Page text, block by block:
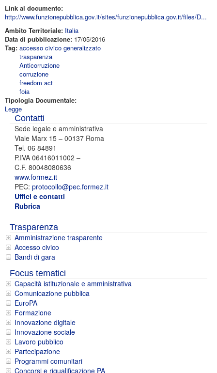
Link al documento:
http://www.funzionepubblica.gov.it/sites/funzionepubblica.gov.it/files/D...
Ambito Territoriale: Italia
Data di pubblicazione: 17/05/2016
Tag: accesso civico generalizzato
trasparenza
Anticorruzione
corruzione
freedom act
foia
Tipologia Documentale:
Legge
Contatti
Sede legale e amministrativa
Viale Marx 15 – 00137 Roma
Tel. 06 84891
P.IVA 06416011002 –
C.F. 80048080636
www.formez.it
PEC: protocollo@pec.formez.it
Uffici e contatti
Rubrica
Trasparenza
Amministrazione trasparente
Accesso civico
Bandi di gara
Focus tematici
Capacità istituzionale e amministrativa
Comunicazione pubblica
EuroPA
Formazione
Innovazione digitale
Innovazione sociale
Lavoro pubblico
Partecipazione
Programmi comunitari
Concorsi e riqualificazione PA